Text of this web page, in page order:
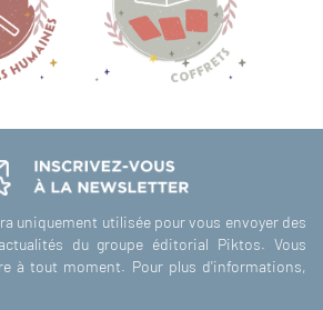
uniquement utilisée pour vous envoyer des
du groupe éditorial Piktos. Vous
à tout moment. Pour plus d'informations,